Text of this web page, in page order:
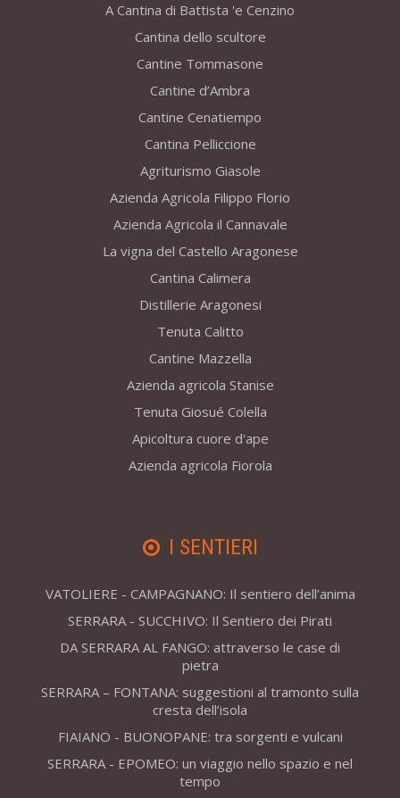
A Cantina di Battista 'e Cenzino
Cantina dello scultore
Cantine Tommasone
Cantine d’Ambra
Cantine Cenatiempo
Cantina Pelliccione
Agriturismo Giasole
Azienda Agricola Filippo Florio
Azienda Agricola il Cannavale
La vigna del Castello Aragonese
Cantina Calimera
Distillerie Aragonesi
Tenuta Calitto
Cantine Mazzella
Azienda agricola Stanise
Tenuta Giosué Colella
Apicoltura cuore d'ape
Azienda agricola Fiorola
I SENTIERI
VATOLIERE - CAMPAGNANO: Il sentiero dell’anima
SERRARA - SUCCHIVO: Il Sentiero dei Pirati
DA SERRARA AL FANGO: attraverso le case di
pietra
SERRARA – FONTANA: suggestioni al tramonto sulla
cresta dell’isola
FIAIANO - BUONOPANE: tra sorgenti e vulcani
SERRARA - EPOMEO: un viaggio nello spazio e nel
tempo